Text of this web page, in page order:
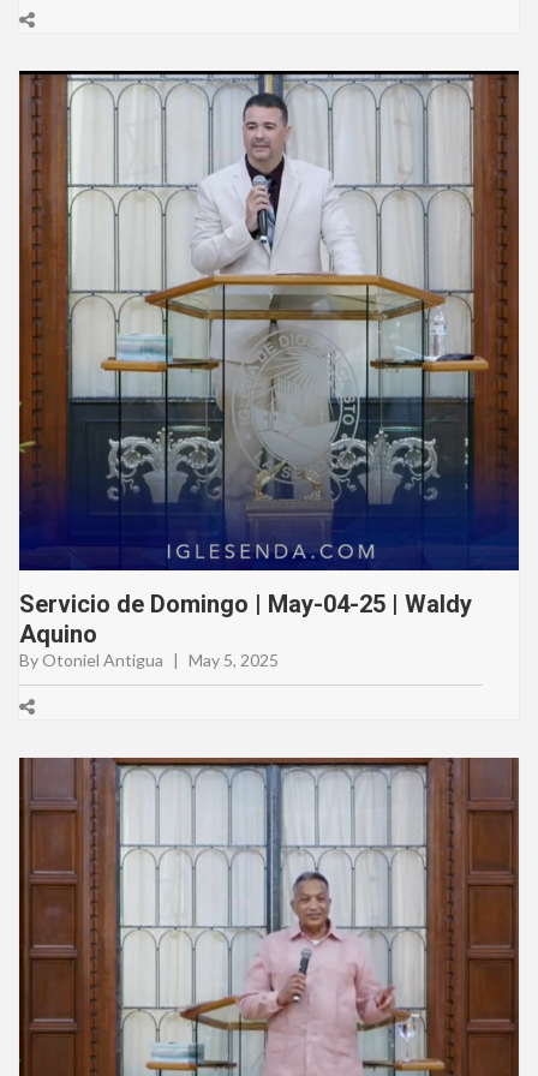
Servicio de Domingo | May-04-25 | Waldy
Aquino
By Otoniel Antigua | May 5, 2025